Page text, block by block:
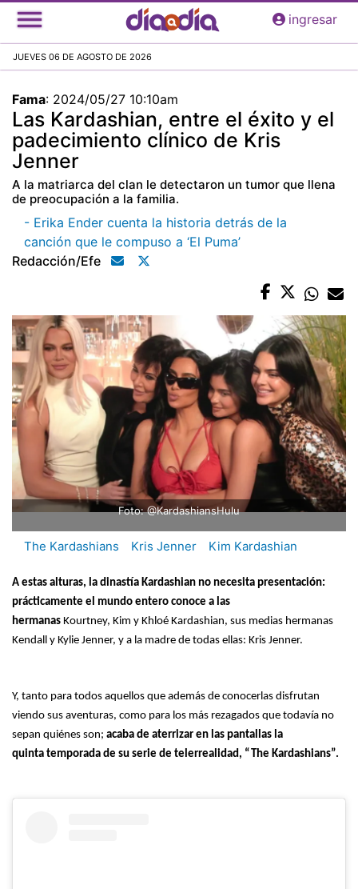
Pasar
al
principal
ingresar
JUEVES 06 DE AGOSTO DE 2026
Fama: 2024/05/27 10:10am
Las Kardashian, entre el éxito y el
padecimiento clínico de Kris
Jenner
A la matriarca del clan le detectaron un tumor que llena
de preocupación a la familia.
- Erika Ender cuenta la historia detrás de la
canción que le compuso a ‘El Puma’
Redacción/efe
Foto: @KardashiansHulu
The Kardashians Kris Jenner Kim Kardashian
A estas alturas, la dinastía Kardashian no necesita presentación:
prácticamente el mundo entero conoce a las
hermanas Kourtney, Kim y Khloé Kardashian, sus medias hermanas
Kendall y Kylie Jenner, y a la madre de todas ellas: Kris Jenner.
Y, tanto para todos aquellos que además de conocerlas disfrutan
viendo sus aventuras, como para los más rezagados que todavía no
sepan quiénes son; acaba de aterrizar en las pantallas la
quinta temporada de su serie de telerrealidad, “The Kardashians”.